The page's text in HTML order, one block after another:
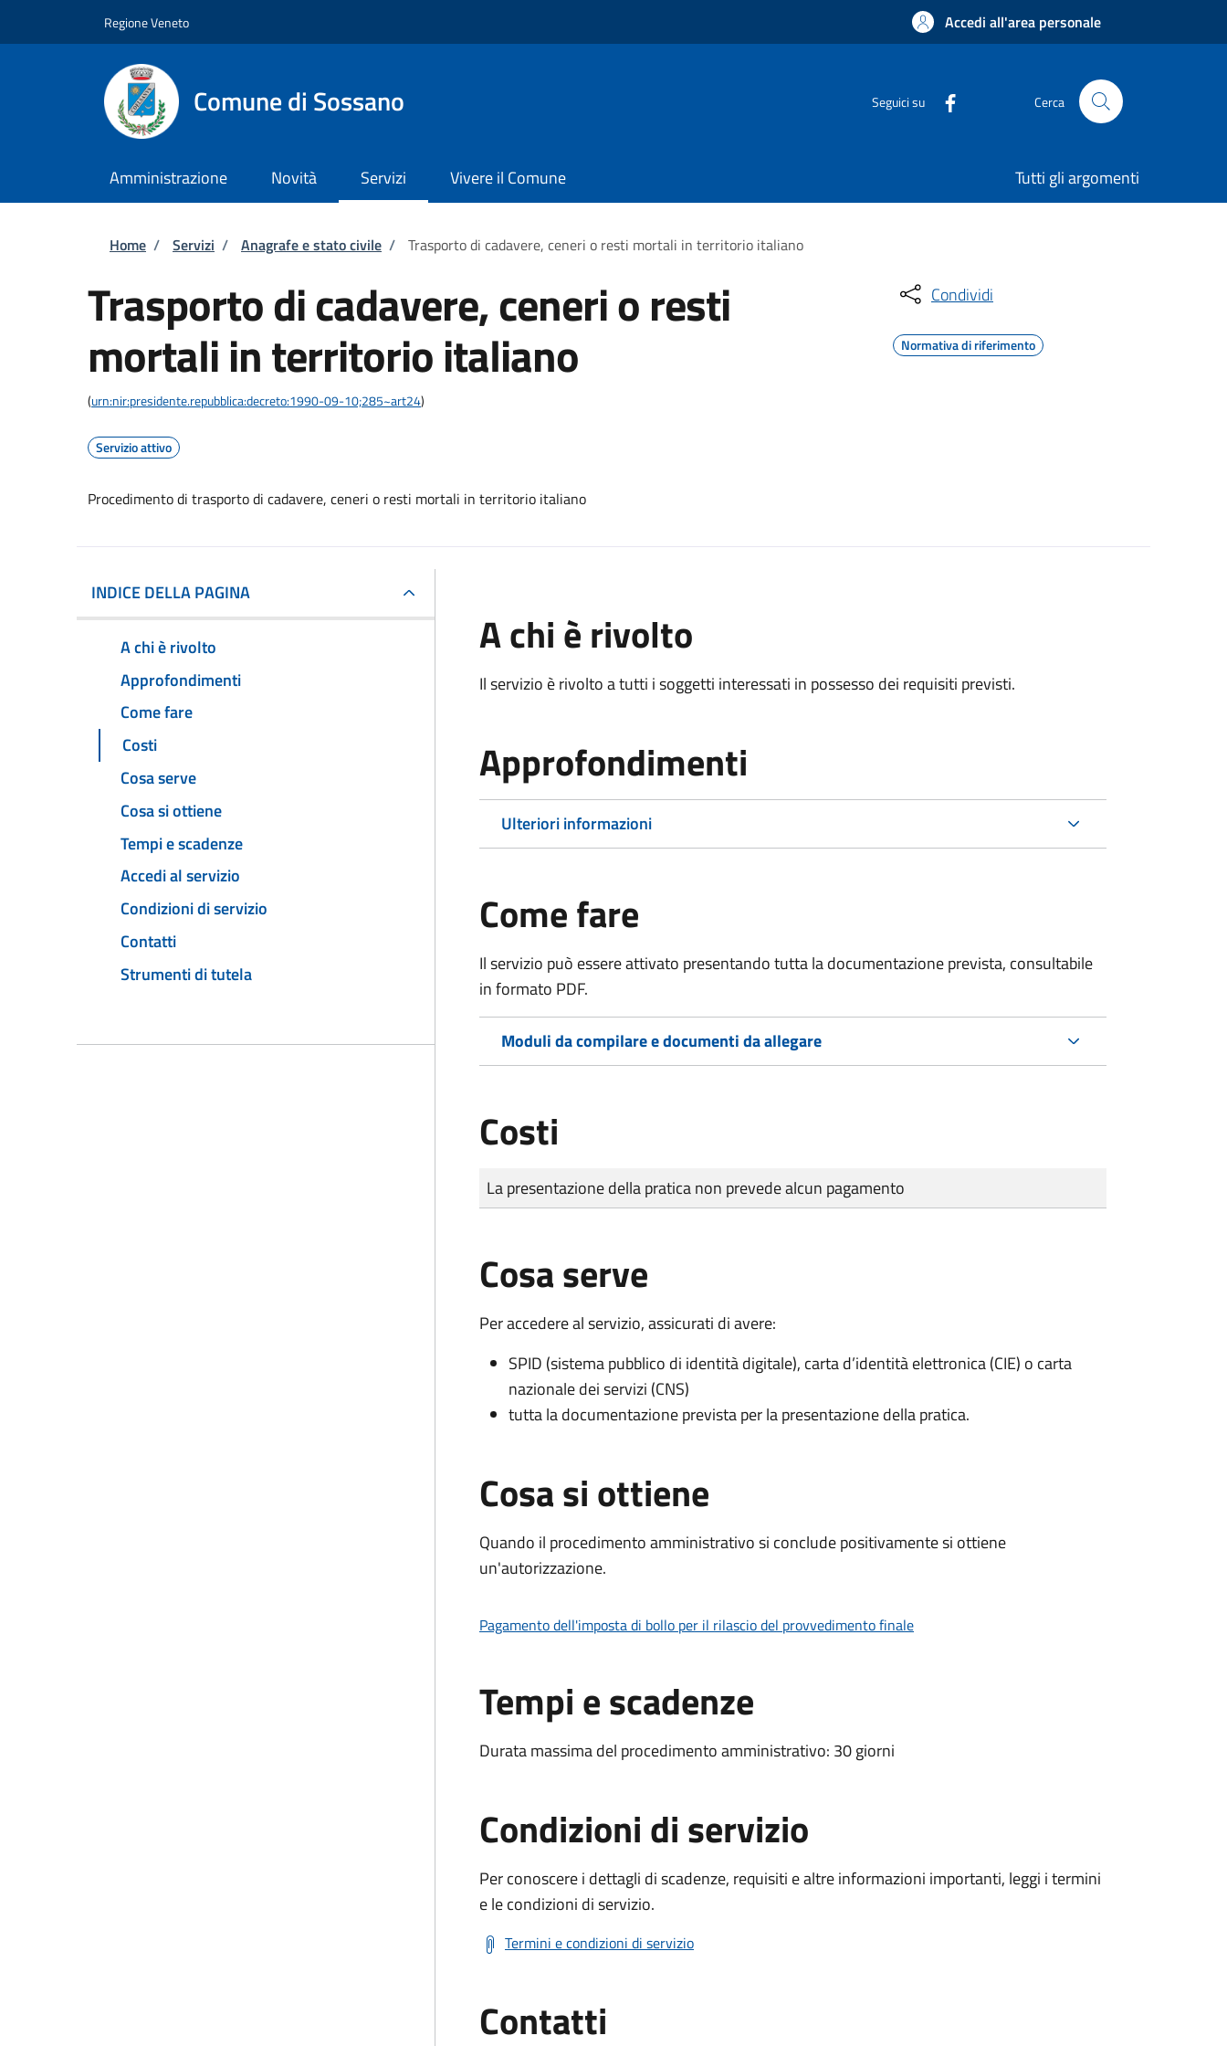
Regione Veneto Accedi all'area personale
Comune di Sossano Seguici su Cerca
Amministrazione Novità Servizi Vivere il Comune Tutti gli argomenti
Briciole di pane
Home / Servizi / Anagrafe e stato civile / Trasporto di cadavere, ceneri o resti mortali in territorio italiano
Trasporto di cadavere, ceneri o resti
mortali in territorio italiano
(urn:nir:presidente.repubblica:decreto:1990-09-10;285~art24)
Servizio attivo
Procedimento di trasporto di cadavere, ceneri o resti mortali in territorio italiano
Condividi
Normativa di riferimento
INDICE DELLA PAGINA
A chi è rivolto
Approfondimenti
Come fare
Costi
Cosa serve
Cosa si ottiene
Tempi e scadenze
Accedi al servizio
Condizioni di servizio
Contatti
Strumenti di tutela
A chi è rivolto
Il servizio è rivolto a tutti i soggetti interessati in possesso dei requisiti previsti.
Approfondimenti
Ulteriori informazioni
Come fare
Il servizio può essere attivato presentando tutta la documentazione prevista, consultabile
in formato PDF.
Moduli da compilare e documenti da allegare
Costi
Tipo di pagamento
Importo
La presentazione della pratica non prevede alcun pagamento
Cosa serve
Per accedere al servizio, assicurati di avere:
SPID (sistema pubblico di identità digitale), carta d’identità elettronica (CIE) o carta
nazionale dei servizi (CNS)
tutta la documentazione prevista per la presentazione della pratica.
Cosa si ottiene
Quando il procedimento amministrativo si conclude positivamente si ottiene
un'autorizzazione.
Pagamento dell'imposta di bollo per il rilascio del provvedimento finale
Tempi e scadenze
Durata massima del procedimento amministrativo: 30 giorni
Condizioni di servizio
Per conoscere i dettagli di scadenze, requisiti e altre informazioni importanti, leggi i termini
e le condizioni di servizio.
Termini e condizioni di servizio
Contatti